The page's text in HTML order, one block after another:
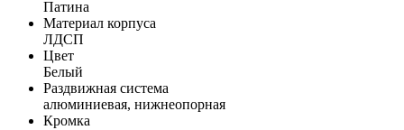
Патина
Материал корпуса
ЛДСП
Цвет
Белый
Раздвижная система
алюминиевая, нижнеопорная
Кромка